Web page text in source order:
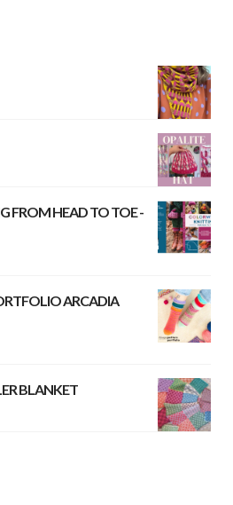
FROM HEAD TO TOE -
ARCADIA
BLANKET